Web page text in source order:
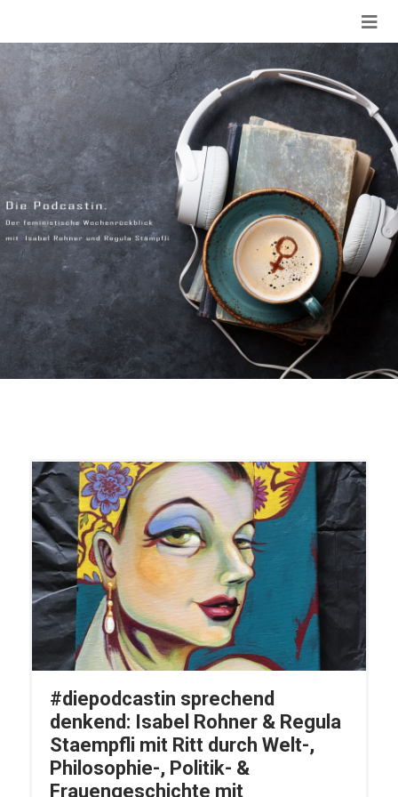
#diepodcastin sprechend
denkend: Isabel Rohner & Regula
Staempfli mit Ritt durch Welt-,
Philosophie-, Politik- &
Frauengeschichte mit